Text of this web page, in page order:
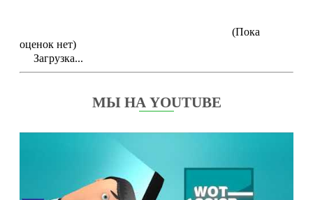
(Пока
оценок нет)
Загрузка...
МЫ НА YOUTUBE